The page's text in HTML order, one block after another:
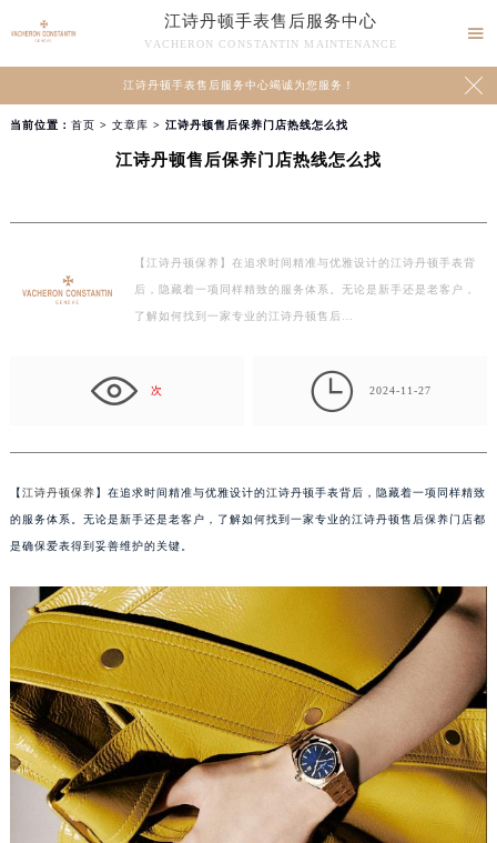
江诗丹顿手表售后服务中心
VACHERON CONSTANTIN MAINTENANCE

江诗丹顿手表售后服务中心竭诚为您服务！ 
当前位置： 首页 > 文章库 > 江诗丹顿售后保养门店热线怎么找
江诗丹顿售后保养门店热线怎么找
【江诗丹顿保养】在追求时间精准与优雅设计的江诗丹顿手表背
后，隐藏着一项同样精致的服务体系。无论是新手还是老客户，
了解如何找到一家专业的江诗丹顿售后…
次  2024-11-27
【江诗丹顿保养】在追求时间精准与优雅设计的江诗丹顿手表背后，隐藏着一项同样精致
的服务体系。无论是新手还是老客户，了解如何找到一家专业的江诗丹顿售后保养门店都
是确保爱表得到妥善维护的关键。